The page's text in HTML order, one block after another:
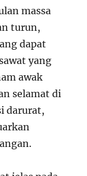
massa
turun,
dapat
yang
awak
selamat di
darurat,